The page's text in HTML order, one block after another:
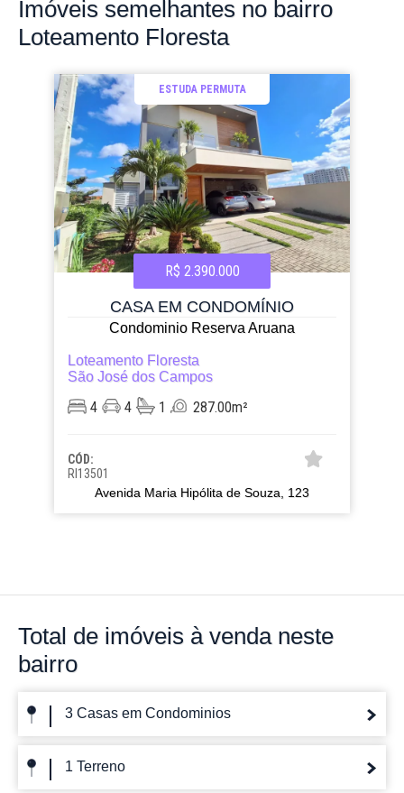
Imóveis semelhantes no bairro
Loteamento Floresta
ESTUDA PERMUTA
R$ 2.390.000
CASA EM CONDOMÍNIO
Condominio Reserva Aruana
Loteamento Floresta
São José dos Campos
4 4 1 287.00m²
CÓD:
RI13501
Avenida Maria Hipólita de Souza, 123
Total de imóveis à venda neste
bairro
3 Casas em Condominios
1 Terreno